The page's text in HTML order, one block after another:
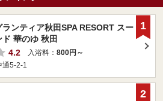
ンティア秋田SPA RESORT スー
華のゆ 秋田
4.2
入浴料： 800円～
5-2-1
1
2